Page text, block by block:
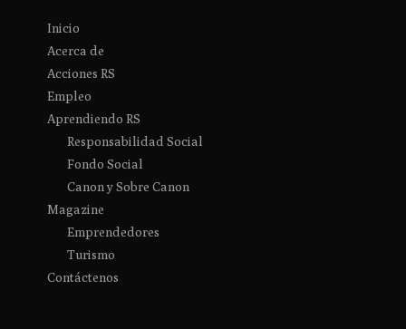
Inicio
Acerca de
Acciones RS
Empleo
Aprendiendo RS
Responsabilidad Social
Fondo Social
Canon y Sobre Canon
Magazine
Emprendedores
Turismo
Contáctenos